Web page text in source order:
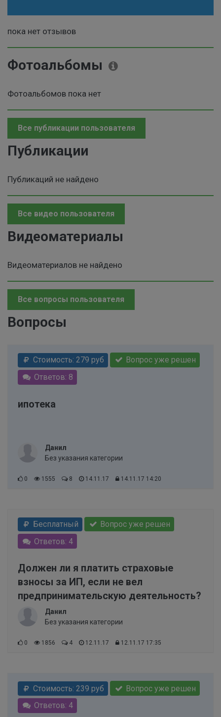
пока нет отзывов
Фотоальбомы
Фотоальбомов пока нет
Все публикации пользователя
Публикации
Публикаций не найдено
Все видео пользователя
Видеоматериалы
Видеоматериалов не найдено
Все вопросы пользователя
Вопросы
Стоимость: 279 руб
Вопрос уже решен
Ответов: 8
ипотека
Данил
Без указания категории
0 1555 8 14.11.17 14.11.17 14:20
Бесплатный
Вопрос уже решен
Ответов: 4
Должен ли я платить страховые
взносы за ИП, если не вел
предпринимательскую деятельность?
Данил
Без указания категории
0 1856 4 12.11.17 12.11.17 17:35
Стоимость: 239 руб
Вопрос уже решен
Ответов: 4